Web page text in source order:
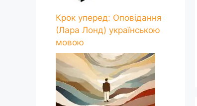
Крок уперед: Оповідання
(Лара Лонд) українською
мовою